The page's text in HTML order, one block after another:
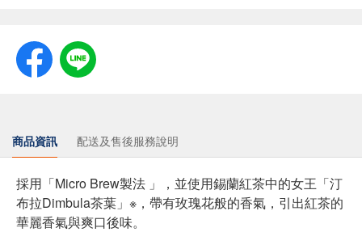
商品資訊 配送及售後服務說明
採用「Micro Brew製法 」，並使用錫蘭紅茶中的女王「汀
布拉Dimbula茶葉」※，帶有玫瑰花般的香氣，引出紅茶的
華麗香氣與爽口後味。